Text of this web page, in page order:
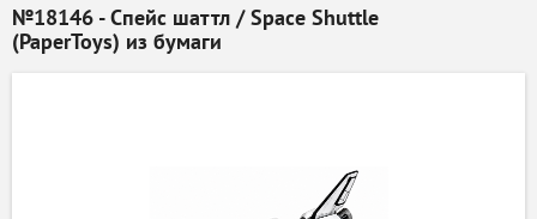
№18146 - Спейс шаттл / Space Shuttle
(PaperToys) из бумаги